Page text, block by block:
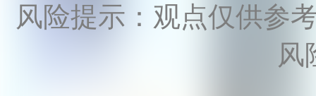
风险提示：观点仅供参
风